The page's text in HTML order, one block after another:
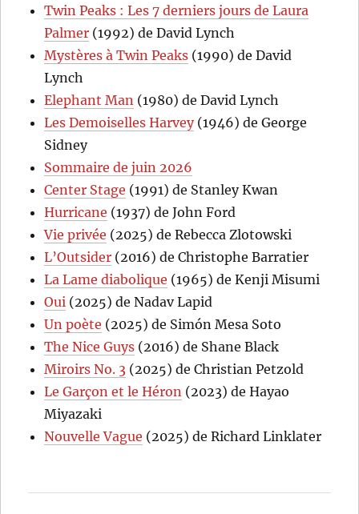
Twin Peaks : Les 7 derniers jours de Laura
Palmer (1992) de David Lynch
Mystères à Twin Peaks (1990) de David
Lynch
Elephant Man (1980) de David Lynch
Les Demoiselles Harvey(1946) de George
Sidney
Sommaire de juin 2026
Center Stage (1991) de Stanley Kwan
Hurricane (1937) de John Ford
Vie privée (2025) de Rebecca Zlotowski
L’Outsider (2016) de Christophe Barratier
La Lame diabolique (1965) de Kenji Misumi
Oui (2025) de Nadav Lapid
Un poète (2025) de Simón Mesa Soto
The Nice Guys (2016) de Shane Black
Miroirs No. 3 (2025) de Christian Petzold
Le Garçon et le Héron (2023) de Hayao
Miyazaki
Nouvelle Vague (2025) de Richard Linklater